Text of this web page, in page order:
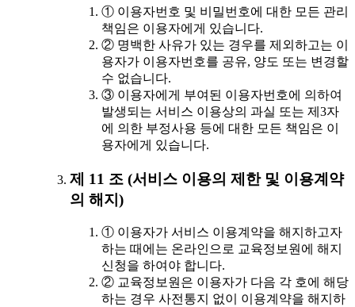
① 이용자번호 및 비밀번호에 대한 모든 관리
책임은 이용자에게 있습니다.
② 명백한 사유가 있는 경우를 제외하고는 이
용자가 이용자번호를 공유, 양도 또는 변경할
수 없습니다.
③ 이용자에게 부여된 이용자번호에 의하여
발생되는 서비스 이용상의 과실 또는 제3자
에 의한 부정사용 등에 대한 모든 책임은 이
용자에게 있습니다.
제 11 조 (서비스 이용의 제한 및 이용계약
의 해지)
① 이용자가 서비스 이용계약을 해지하고자
하는 때에는 온라인으로 교육정보원에 해지
신청을 하여야 합니다.
② 교육정보원은 이용자가 다음 각 호에 해당
하는 경우 사전통지 없이 이용계약을 해지하